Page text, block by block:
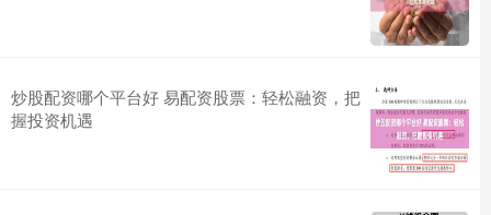
炒股配资哪个平台好 易配资股票：轻松融资，把
握投资机遇